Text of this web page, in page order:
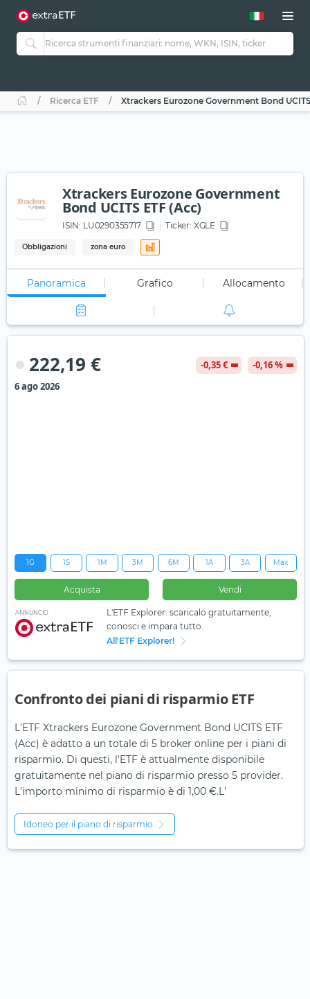
Ricerca ETF Xtrackers Eurozone Government Bond
Xtrackers Eurozone Government
Bond UCITS ETF (Acc)
ISIN: LU0290355717 Ticker: XGLE
Obbligazioni zona euro
Panoramica Grafico Allocamento
222,19 € -0,35 €
-0,16 %
6 ago 2026
1G 1S 1M 3M 6M 1A 3A Max
Acquista Vendi
ANNUNCIO
L'ETF Explorer: scaricalo gratuitamente,
conosci e impara tutto.
All'ETF Explorer!
Confronto dei piani di risparmio ETF
L'ETF Xtrackers Eurozone Government Bond UCITS ETF
(Acc) è adatto a un totale di 5 broker online per i piani di
risparmio. Di questi, l'ETF è attualmente disponibile
gratuitamente nel piano di risparmio presso 5 provider.
L'importo minimo di risparmio è di 1,00 €.L'
Idoneo per il piano di risparmio